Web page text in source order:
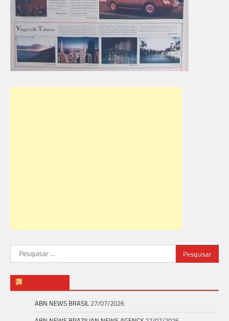
Pesquisar
por:
ABN NEWS BRASIL 27/07/2026